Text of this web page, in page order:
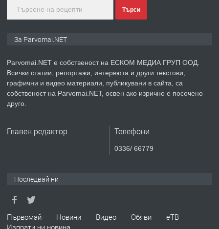
преди 1 година
ПРЕДЛАГА Уроци по Математика
ТЪРСИ
Търси
За Parvomai.NET
Parvomai.NET е собственост на ЕСКОМ МЕДИА ГРУП ООД.
Всички статии, репортажи, интервюта и други текстови,
графични и видео материали, публикувани в сайта, са
собственост на Parvomai.NET, освен ако изрично е посочено
друго.
Главен редактор Телефони
0336/ 66779
Последвай ни
Първомай Новини Видео Обяви
еТВ
Изпрати ни новина